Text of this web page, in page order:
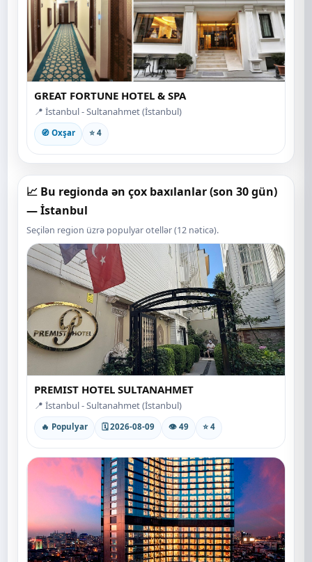
GREAT FORTUNE HOTEL & SPA
📍 İstanbul - Sultanahmet (İstanbul)
🧭 Oxşar ⭐ 4
📈 Bu regionda ən çox baxılanlar (son 30 gün)
— İstanbul
Seçilən region üzrə populyar otellər (12 nəticə).
PREMIST HOTEL SULTANAHMET
📍 İstanbul - Sultanahmet (İstanbul)
🔥 Populyar 🗓 2026-08-09 👁 49 ⭐ 4